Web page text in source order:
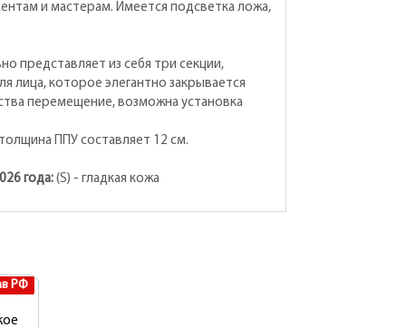
и мастерам. Имеется подсветка ложа,
представляет из себя три секции,
лица, которое элегантно закрывается
перемещение, возможна установка
ППУ составляет 12 см.
года:(S) - гладкая кожа
РФ